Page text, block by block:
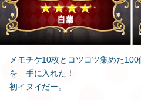
メモチケ10枚とコツコツ集めた
を 手に入れた！
初イヌイだー。